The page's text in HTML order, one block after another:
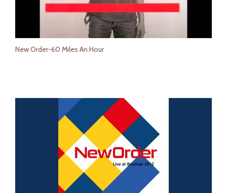
New Order-60 Miles An Hour